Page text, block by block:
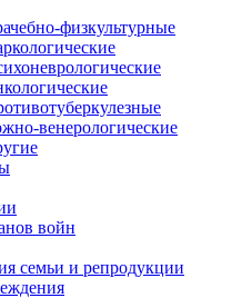
физкультурные
венерологические
войн
семьи и репродукции